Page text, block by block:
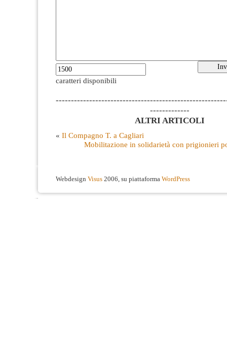
caratteri disponibili
-------------
ALTRI ARTICOLI
« Il Compagno T. a Cagliari
Mobilitazione in solidarietà con prigionieri
Webdesign Visus 2006, su piattaforma WordPress